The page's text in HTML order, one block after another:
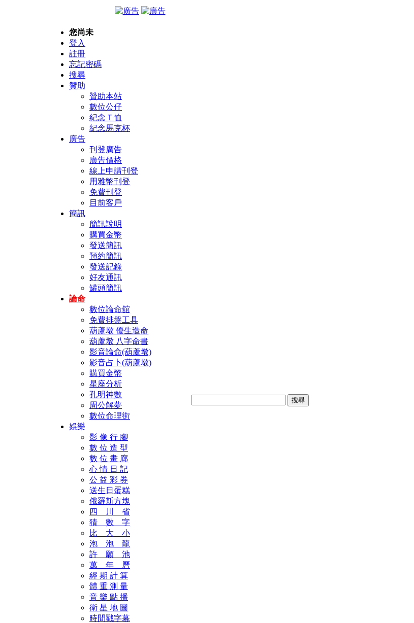
您尚未
登入
註冊
忘記密碼
搜尋
贊助
贊助本站
數位公仔
紀念Ｔ恤
紀念馬克杯
廣告
刊登廣告
廣告價格
線上申請刊登
用雅幣刊登
免費刊登
目前客戶
簡訊
簡訊說明
購買金幣
發送簡訊
預約簡訊
發送記錄
好友通訊
罐頭簡訊
論命
數位論命舘
免費排盤工具
葫蘆墩 優生造命
葫蘆墩 八字命書
影音論命(葫蘆墩)
影音占卜(葫蘆墩)
購買金幣
星座分析
孔明神數
周公解夢
數位命理街
娛樂
影 像 行 腳
數 位 造 型
數 位 畫 廊
心 情 日 記
公 益 彩 券
送生日蛋糕
俄羅斯方塊
四 川 省
猜 數 字
比 大 小
泡 泡 龍
許 願 池
萬 年 曆
經 期 計 算
體 重 測 量
音 樂 點 播
衛 星 地 圖
時間戳字幕